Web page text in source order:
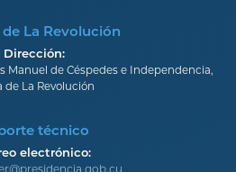
La Revolución
Dirección:
Manuel de Céspedes e Independencia,
de La Revolución
técnico
electrónico: